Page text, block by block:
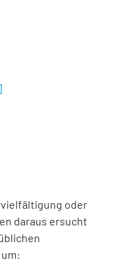
]
oder
daraus ersucht